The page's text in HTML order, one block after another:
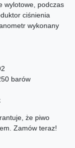
wylotowe, podczas
ciśnienia
wykonany
barów
że piwo
Zamów teraz!